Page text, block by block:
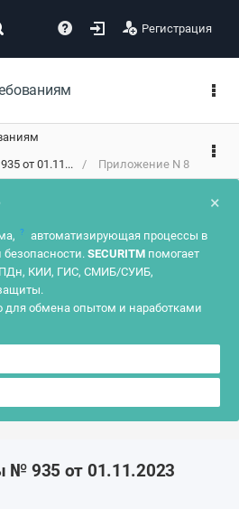
Регистрация
от 01.11...
Приложение N 8
×
?
автоматизирующая процессы в
SECURITM помогает
КИИ, ГИС, СМИБ/СУИБ,
для обмена опытом и наработками
935 от 01.11.2023